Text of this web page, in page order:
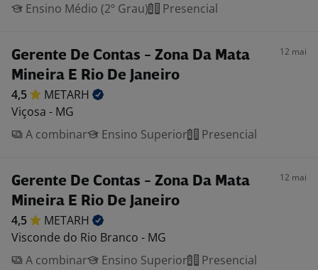
Ensino Médio (2º Grau)
Presencial
Gerente De Contas - Zona Da Mata
Mineira E Rio De Janeiro
12 mai
4,5
METARH
Viçosa - MG
A combinar
Ensino Superior Presencial
Gerente De Contas - Zona Da Mata
Mineira E Rio De Janeiro
12 mai
4,5
METARH
Visconde do Rio Branco - MG
A combinar
Ensino Superior Presencial